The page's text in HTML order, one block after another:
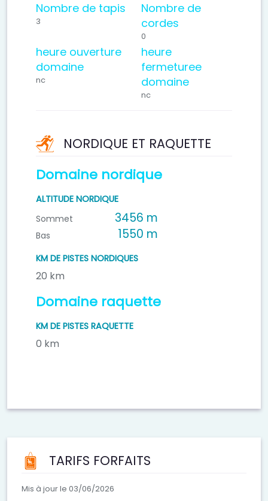
Nombre de tapis
3
Nombre de
cordes
0
heure ouverture
domaine
nc
heure
fermeturee
domaine
nc
NORDIQUE ET RAQUETTE
Domaine nordique
ALTITUDE NORDIQUE
Sommet
3456 m
Bas 1550 m
KM DE PISTES NORDIQUES
20 km
Domaine raquette
KM DE PISTES RAQUETTE
0 km
TARIFS FORFAITS
Mis à jour le 03/06/2026